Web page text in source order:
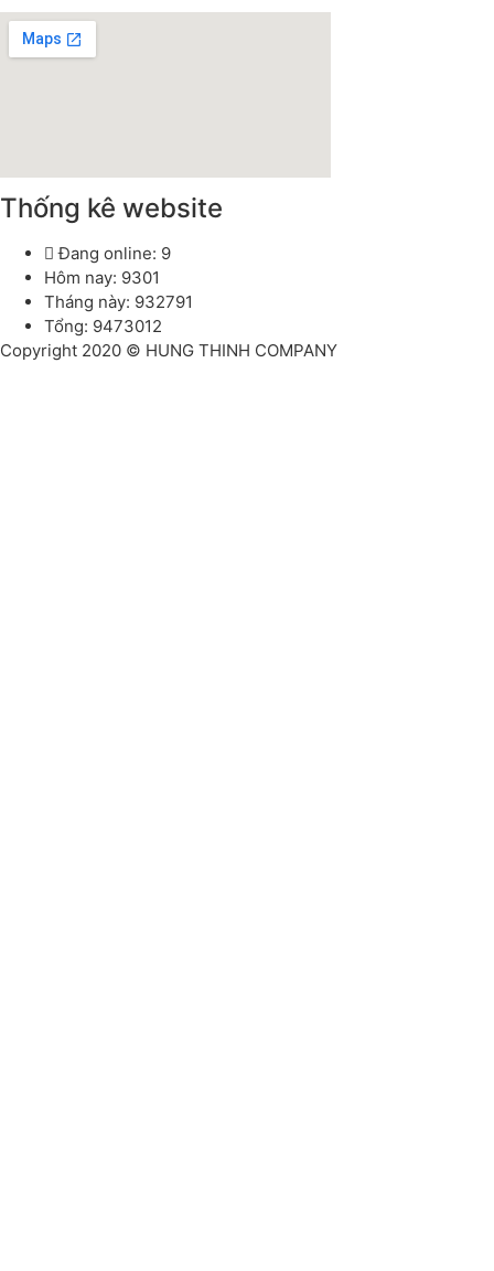
Thống kê website
Đang online: 9
Hôm nay: 9301
Tháng này: 932791
Tổng: 9473012
Copyright 2020 © HUNG THINH COMPANY